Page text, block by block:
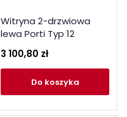
Witryna 2-drzwiowa
lewa Porti Typ 12
Porti
3 100,80 zł
do koszyka